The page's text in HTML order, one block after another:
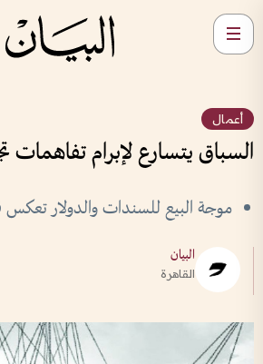
أعمال
السباق يتسارع لإبرام تفاهمات تجارية
موجة البيع للسندات والدولار تعكس
البيان
القاهرة